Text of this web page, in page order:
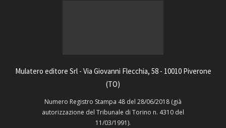
Mulatero editore Srl - Via Giovanni Flecchia, 58 - 10010 Piverone
(TO)
Numero Registro Stampa 48 del 28/06/2018 (già
autorizzazione del Tribunale di Torino n. 4310 del
11/03/1991).